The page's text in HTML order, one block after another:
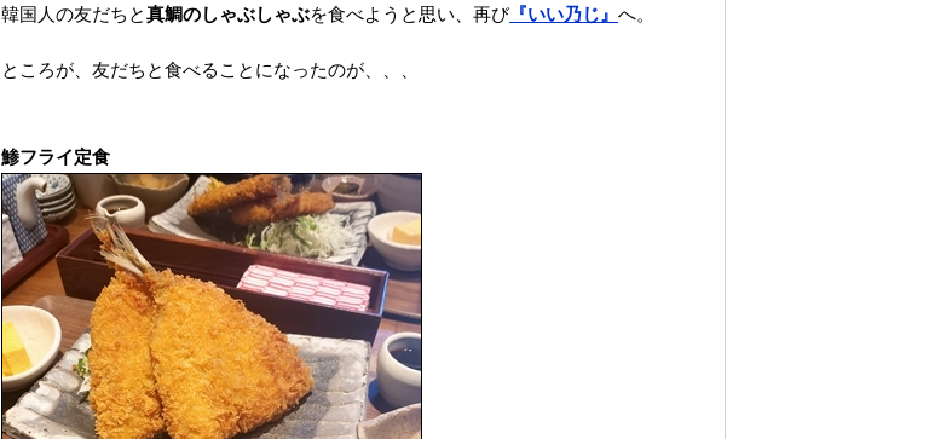
韓国人の友だちと真鯛のしゃぶしゃぶを食べようと思い、再び『いい乃じ』 へ。
ところが、友だちと食べることになったのが、、、
鯵フライ定食